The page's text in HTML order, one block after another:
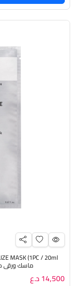
ماسك ورقي
14,500 د.ع